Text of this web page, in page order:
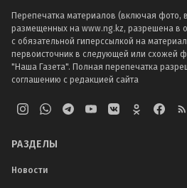
Перепечатка материалов (включая фото,
размещенных на www.ng.kz, разрешена в
с обязательной гиперссылкой на
первоисточник в следующей или схожей
"Наша Газета". Полная перепечатка
соглашению с редакцией сайта
РАЗДЕЛЫ
Новости